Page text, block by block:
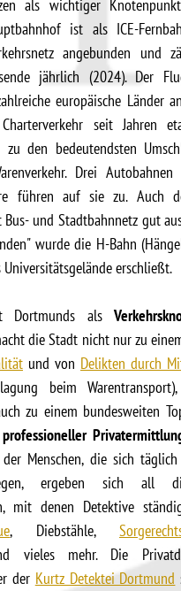
als wichtiger
ist als ICE-
angebunden und
jährlich (2024). Der
europäische Länder
seit Jahren
den bedeutendsten
Drei
führen auf sie zu. Auch
und Stadtbahnnetz gut
wurde die H-Bahn
Universitätsgelände erschließt.
Dortmunds als
die Stadt nicht nur zu
und von Delikten durch
beim
zu einem bundesweiten
professioneller
Menschen, die sich
ergeben sich all
mit denen Detektive
, Diebstähle,
vieles mehr. Die
der Kurtz Detektei Dortmund